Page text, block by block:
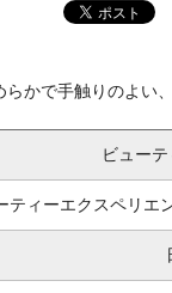
かで手触りのよい
ビュー
ティーエクスペリエ